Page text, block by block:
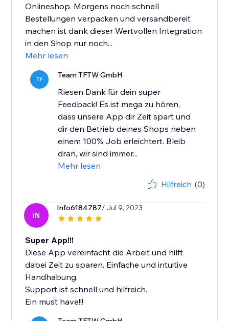
Onlineshop. Morgens noch schnell
Bestellungen verpacken und versandbereit
machen ist dank dieser Wertvollen Integration
in den Shop nur noch...
Mehr lesen
TF Team TFTW GmbH
Riesen Dank für dein super
Feedback! Es ist mega zu hören,
dass unsere App dir Zeit spart und
dir den Betrieb deines Shops neben
einem 100% Job erleichtert. Bleib
dran, wir sind immer...
Mehr lesen
Hilfreich (0)
IN
Info6184787/ Jul 9, 2023
Super App!!!
Diese App vereinfacht die Arbeit und hilft
dabei Zeit zu sparen. Einfache und intuitive
Handhabung.
Support ist schnell und hilfreich.
Ein must have!!!